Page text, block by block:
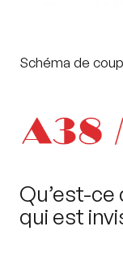
Schéma de
Qu’est-
qui est